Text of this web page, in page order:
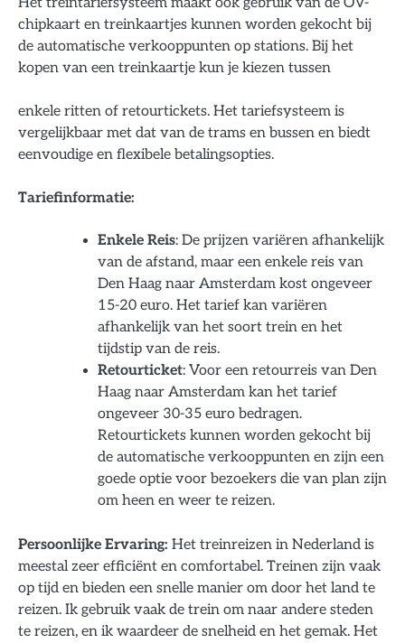
chipkaart en treinkaartjes kunnen worden gekocht bij
de automatische verkooppunten op stations. Bij het
kopen van een treinkaartje kun je kiezen tussen
enkele ritten of retourtickets. Het tariefsysteem is
vergelijkbaar met dat van de trams en bussen en biedt
eenvoudige en flexibele betalingsopties.
Tariefinformatie:
Enkele Reis: De prijzen variëren afhankelijk
van de afstand, maar een enkele reis van
Den Haag naar Amsterdam kost ongeveer
15-20 euro. Het tarief kan variëren
afhankelijk van het soort trein en het
tijdstip van de reis.
Retourticket: Voor een retourreis van Den
Haag naar Amsterdam kan het tarief
ongeveer 30-35 euro bedragen.
Retourtickets kunnen worden gekocht bij
de automatische verkooppunten en zijn een
goede optie voor bezoekers die van plan zijn
om heen en weer te reizen.
Persoonlijke Ervaring: Het treinreizen in Nederland is
meestal zeer efficiënt en comfortabel. Treinen zijn vaak
op tijd en bieden een snelle manier om door het land te
reizen. Ik gebruik vaak de trein om naar andere steden
te reizen, en ik waardeer de snelheid en het gemak. Het